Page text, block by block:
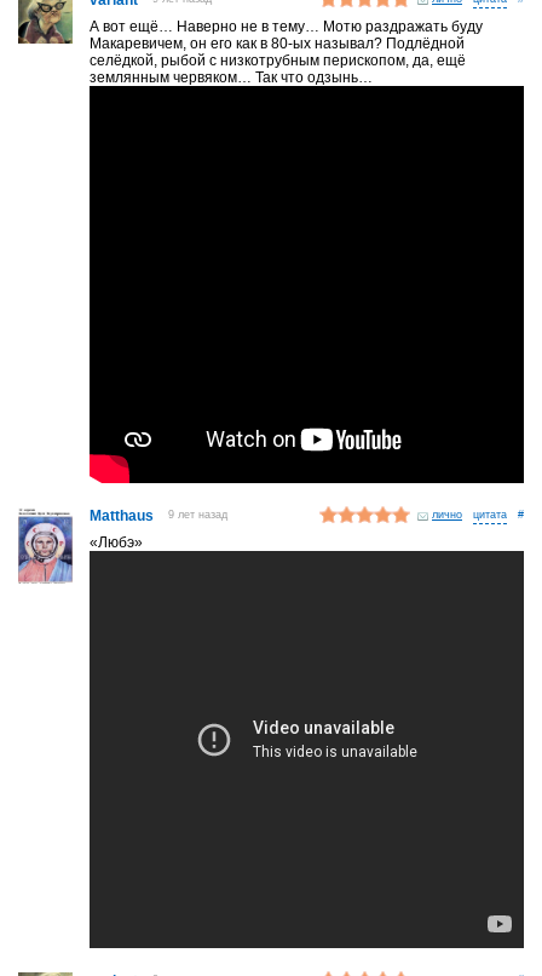
А вот ещё… Наверно не в тему… Мотю раздражать буду
Макаревичем, он его как в 80-ых называл? Подлёдной
селёдкой, рыбой с низкотрубным перископом, да, ещё
землянным червяком… Так что одзынь…
Matthaus 9 лет назад лично #
«Любэ»